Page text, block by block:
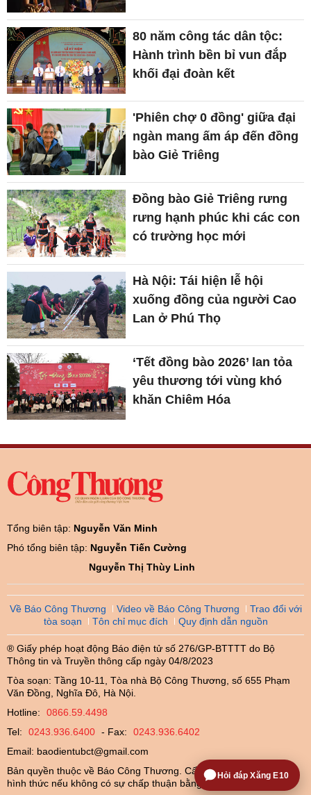
80 năm công tác dân tộc:
Hành trình bền bỉ vun đắp
khối đại đoàn kết
'Phiên chợ 0 đồng' giữa đại
ngàn mang ấm áp đến đồng
bào Giẻ Triêng
Đồng bào Giẻ Triêng rưng
rưng hạnh phúc khi các con
có trường học mới
Hà Nội: Tái hiện lễ hội
xuống đồng của người Cao
Lan ở Phú Thọ
‘Tết đồng bào 2026’ lan tỏa
yêu thương tới vùng khó
khăn Chiêm Hóa
Tổng biên tập: Nguyễn Văn Minh
Phó tổng biên tập: Nguyễn Tiến Cường
Nguyễn Thị Thùy Linh
Về Báo Công Thương Video về Báo Công Thương
Trao đổi với
tòa soạn
Tôn chỉ mục đích Quy định dẫn nguồn
® Giấy phép hoạt động Báo điện tử số 276/GP-BTTTT do Bộ
Thông tin và Truyền thông cấp ngày 04/8/2023
Tòa soạn: Tầng 10-11, Tòa nhà Bộ Công Thương, số 655 Phạm
Văn Đồng, Nghĩa Đô, Hà Nội.
Hotline:
0866.59.4498
Tel:
0243.936.6400 - Fax:
0243.936.6402
Email: baodientubct@gmail.com
Bản quyền thuộc về Báo Công Thương. Cấm sao chép dưới mọi
hình thức nếu không có sự chấp thuận bằng văn bản.
Hỏi đáp Xăng E10